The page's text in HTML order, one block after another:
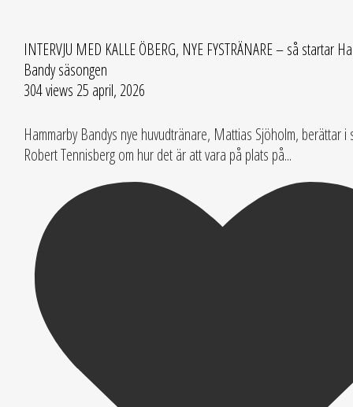
INTERVJU MED KALLE ÖBERG, NYE FYSTRÄNARE – så startar
Bandy säsongen
304 views 25 april, 2026
Hammarby Bandys nye huvudtränare, Mattias Sjöholm, berättar i
Robert Tennisberg om hur det är att vara på plats på...